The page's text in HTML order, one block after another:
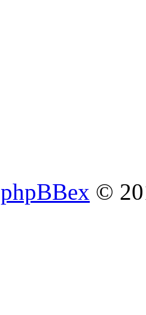
phpBBex ©